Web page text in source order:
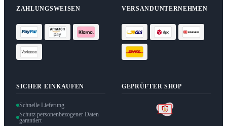
ZAHLUNGSWEISEN VERSANDUNTERNEHMEN
SICHER EINKAUFEN
Schnelle Lieferung
Schutz personenbezogener Daten
garantiert
GEPRÜFTER SHOP